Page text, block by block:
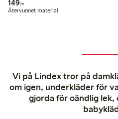
149:-149,00 kr
Återvunnet material
Vi på Lindex tror på
om igen, underkläder för
gjorda för oändlig lek,